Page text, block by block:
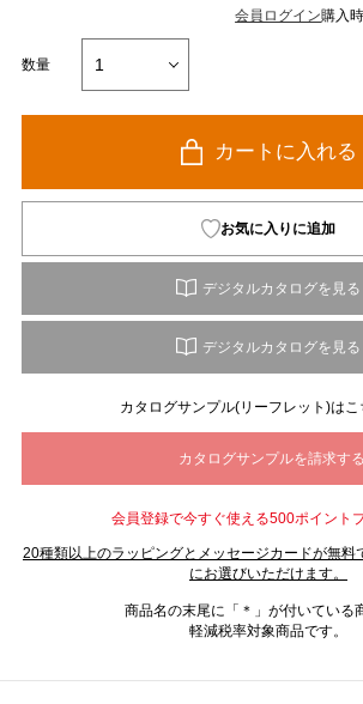
会員ログイン購入
数量
カートに入れる
お気に入りに追加
カタログサンプル(リーフレット)はこ
会員登録で今すぐ使える500ポイント
20種類以上のラッピングとメッセージカードが無料
にお選びいただけます。
商品名の末尾に「＊」が付いている
軽減税率対象商品です。